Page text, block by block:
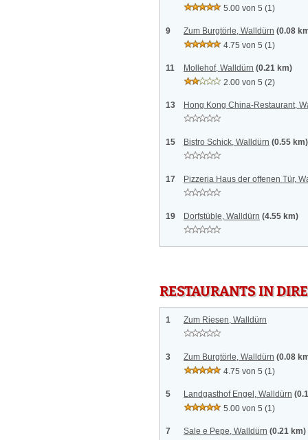
5.00 von 5 (1)
9 Zum Burgtörle, Walldürn (0.08
4.75 von 5 (1)
11 Mollehof, Walldürn (0.21 km)
2.00 von 5 (2)
13 Hong Kong China-Restaurant,
15 Bistro Schick, Walldürn (0.55 km)
17 Pizzeria Haus der offenen Tür,
19 Dorfstüble, Walldürn (4.55 km)
RESTAURANTS IN
1 Zum Riesen, Walldürn
3 Zum Burgtörle, Walldürn (0.08
4.75 von 5 (1)
5 Landgasthof Engel, Walldürn
5.00 von 5 (1)
7 Sale e Pepe, Walldürn (0.21 km)